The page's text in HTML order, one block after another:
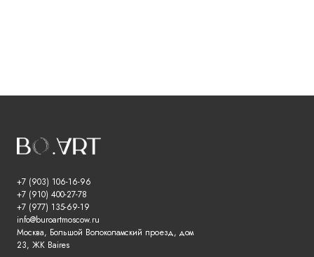
+7 (903) 106-16-96
+7 (910) 400-27-78
+7 (977) 135-69-19
info@buroartmoscow.ru
Москва, Большой Волоколамский проезд, дом
23, ЖК Baires